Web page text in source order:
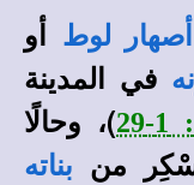
أصهار لوط أو
في المدينة
)، وحالًا
من
بناته